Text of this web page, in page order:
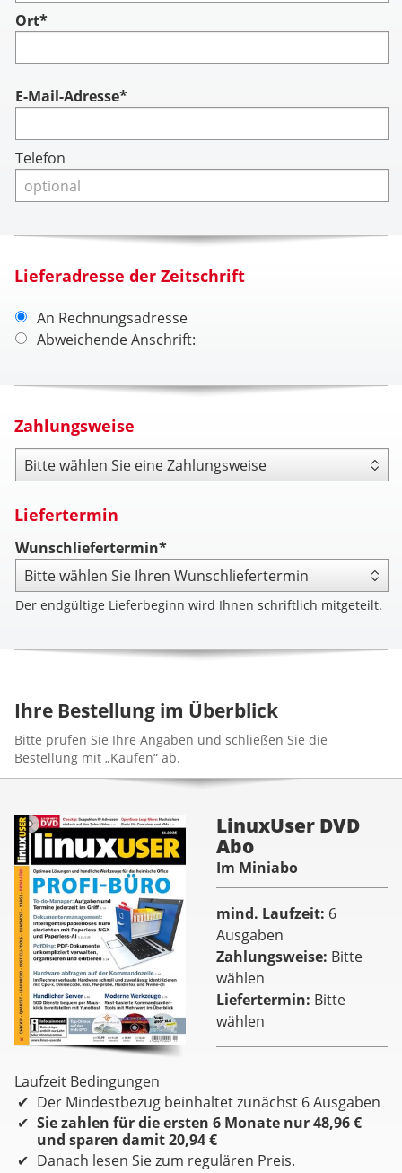
Ort*
Account
E-Mail-Adresse*
Telefon
Lieferadresse der Zeitschrift
An Rechnungsadresse
Abweichende Anschrift:
Zahlungsweise
Zahlungsweise
Liefertermin
Wunschliefertermin*
Der endgültige Lieferbeginn wird Ihnen schriftlich mitgeteilt.
Ihre Bestellung im Überblick
Bitte prüfen Sie Ihre Angaben und schließen Sie die
Bestellung mit „Kaufen“ ab.
LinuxUser DVD
Abo
Im Miniabo
mind. Laufzeit 6
Ausgaben
Zahlungsweise Bitte
wählen
Liefertermin Bitte
wählen
Laufzeit Bedingungen
Der Mindestbezug beinhaltet zunächst 6 Ausgaben
Sie zahlen für die ersten 6 Monate nur 48,96 €
und sparen damit 20,94 €
Danach lesen Sie zum regulären Preis.